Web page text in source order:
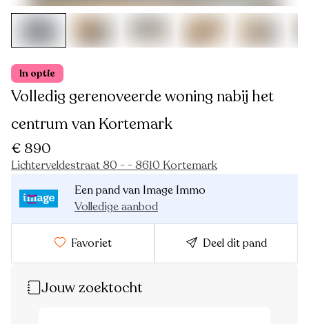
In optie
Volledig gerenoveerde woning nabij het
centrum van Kortemark
€ 890
Lichterveldestraat 80 - - 8610 Kortemark
Een pand van Image Immo
Volledige aanbod
Favoriet Deel dit pand
Jouw zoektocht